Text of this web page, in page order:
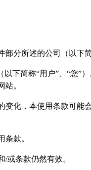
分所述的公司（以下
下简称“用户”、“您
。
化，本使用条款可
款。
或条款仍然有效。